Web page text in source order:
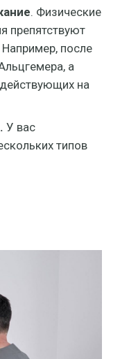
. Физические
препятствуют
Например, после
а
на
У вас
типов